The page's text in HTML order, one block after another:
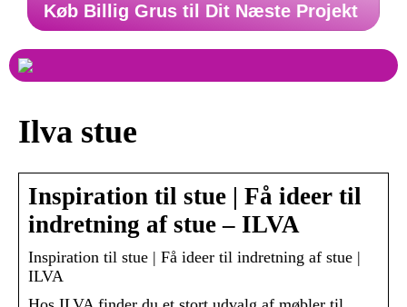
Køb Billig Grus til Dit Næste Projekt
Ilva stue
Inspiration til stue | Få ideer til
indretning af stue – ILVA
Inspiration til stue | Få ideer til indretning af stue |
ILVA